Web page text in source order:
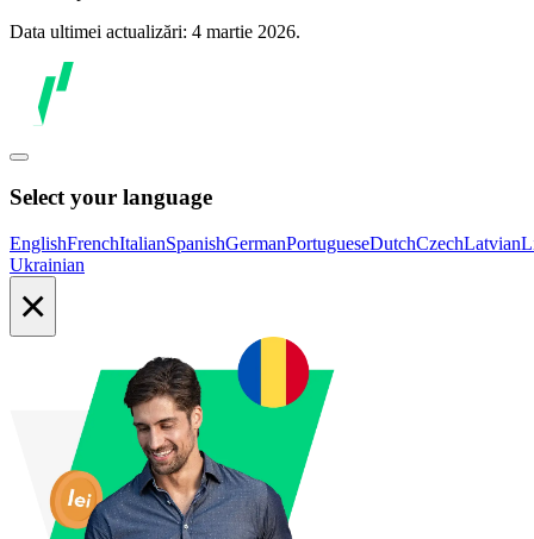
Data ultimei actualizări: 4 martie 2026.
Select your language
EnglishFrenchItalianSpanishGermanPortugueseDutchCzechLatvian
Ukrainian
×